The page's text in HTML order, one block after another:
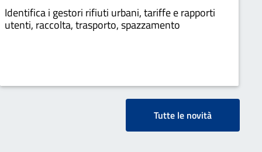
Identifica i gestori rifiuti urbani, tariffe e rapporti
utenti, raccolta, trasporto, spazzamento
Tutte le novità